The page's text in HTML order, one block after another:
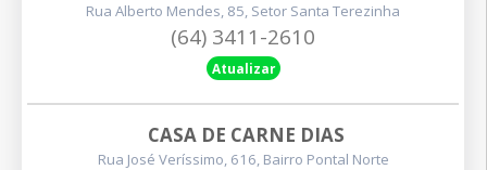
Rua Alberto Mendes, 85, Setor Santa Terezinha
(64) 3411-2610
Atualizar
CASA DE CARNE DIAS
Rua José Veríssimo, 616, Bairro Pontal Norte